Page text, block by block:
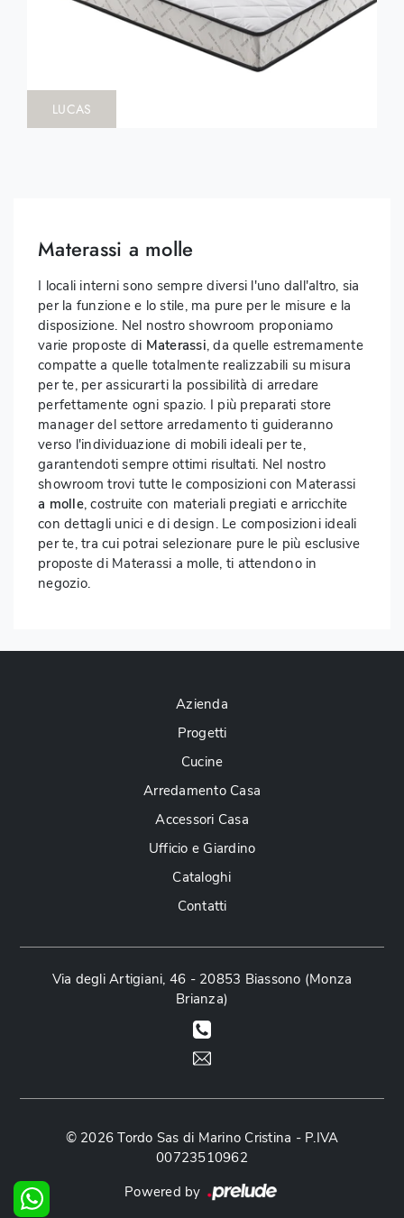
LUCAS
Materassi a molle
I locali interni sono sempre diversi l'uno dall'altro, sia
per la funzione e lo stile, ma pure per le misure e la
disposizione. Nel nostro showroom proponiamo
varie proposte di Materassi, da quelle estremamente
compatte a quelle totalmente realizzabili su misura
per te, per assicurarti la possibilità di arredare
perfettamente ogni spazio. I più preparati store
manager del settore arredamento ti guideranno
verso l'individuazione di mobili ideali per te,
garantendoti sempre ottimi risultati. Nel nostro
showroom trovi tutte le composizioni con Materassi
a molle, costruite con materiali pregiati e arricchite
con dettagli unici e di design. Le composizioni ideali
per te, tra cui potrai selezionare pure le più esclusive
proposte di Materassi a molle, ti attendono in
negozio.
Azienda
Progetti
Cucine
Arredamento Casa
Accessori Casa
Ufficio e Giardino
Cataloghi
Contatti
Via degli Artigiani, 46 - 20853 Biassono (Monza
Brianza)
© 2026 Tordo Sas di Marino Cristina - P.IVA
00723510962
Powered by